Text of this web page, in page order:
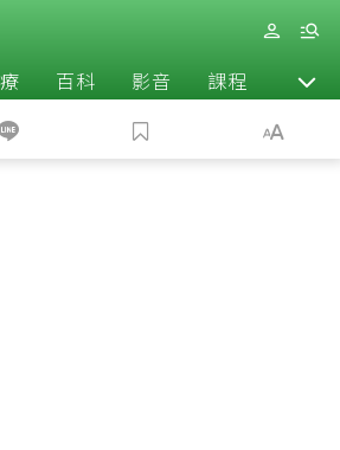
百科 影音 課程 退休